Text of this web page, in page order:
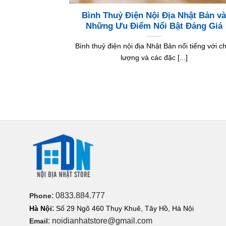
Bình Thuỷ Điện Nội Địa Nhật Bản và
Những Ưu Điểm Nổi Bật Đáng Giá
Bình thuỷ điện nội địa Nhật Bản nổi tiếng với
lượng và các đặc [...]
Phone: 0833.884.777
Hà Nội: Số 29 Ngõ 460 Thụy Khuê, Tây Hồ, Hà Nội
Email: noidianhatstore@gmail.com